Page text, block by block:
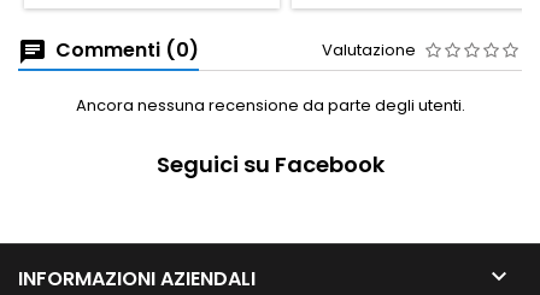
Commenti (0) Valutazione
Ancora nessuna recensione da parte degli utenti.
Seguici su Facebook
INFORMAZIONI AZIENDALI 